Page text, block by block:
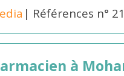
| Références n°
à